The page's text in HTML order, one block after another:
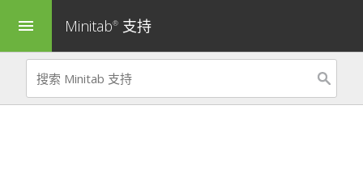
menu Minitab® 支持